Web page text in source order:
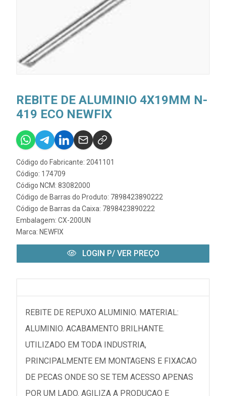
REBITE DE ALUMINIO 4X19MM N-
419 ECO NEWFIX
Código do Fabricante: 2041101
Código: 174709
Código NCM: 83082000
Código de Barras do Produto: 7898423890222
Código de Barras da Caixa: 7898423890222
Embalagem: CX-200UN
Marca: NEWFIX
LOGIN P/ VER PREÇO
REBITE DE REPUXO ALUMINIO. MATERIAL:
ALUMINIO. ACABAMENTO BRILHANTE.
UTILIZADO EM TODA INDUSTRIA,
PRINCIPALMENTE EM MONTAGENS E FIXACAO
DE PECAS ONDE SO SE TEM ACESSO APENAS
POR UM LADO. AGILIZA A PRODUCAO E